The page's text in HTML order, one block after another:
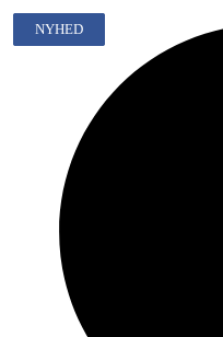
NYHED
NYHED
NYHED
NYHED